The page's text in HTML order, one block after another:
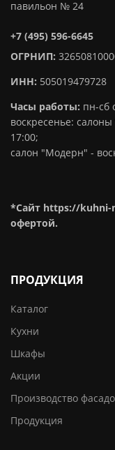
павильон № 24
+7 (495) 596-6645
ОГРНИП:
ИНН: 505019479728
Часы работы: пн-сб
воскресенье:
17:00;
салон "Модерн" -
*Сайт https://kuhni-
офертой.
ПРОДУКЦИЯ
Каталог
Кухни
Шкафы
Акции
Производство
Продукция